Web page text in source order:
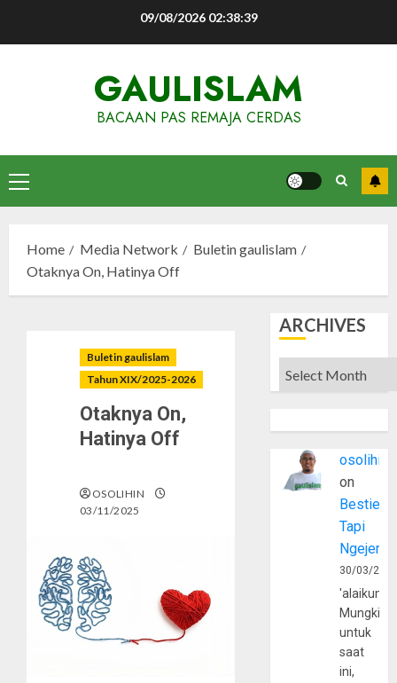
09/08/2026 02:38:40
GAULISLAM
BACAAN PAS REMAJA CERDAS
Primary
Menu
Home Media Network
Buletin gaulislam
Otaknya On, Hatinya Off
Buletin gaulislam
Tahun XIX/2025-2026
Otaknya On,
Hatinya Off
OSOLIHIN
03/11/2025
ARCHIVES
Archives
osolihin
on
Bestie
Tapi
30/03/
Mungkin
untuk
saat
ini,